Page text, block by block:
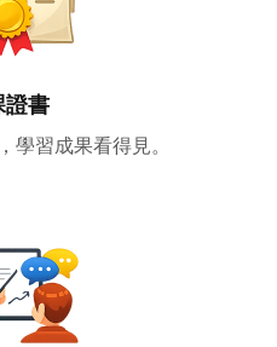
證書
學習成果看得見。